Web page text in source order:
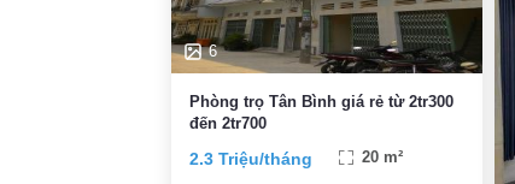
6
Phòng trọ Tân Bình giá rẻ từ 2tr300
đến 2tr700
2.3 Triệu/tháng 20 m²